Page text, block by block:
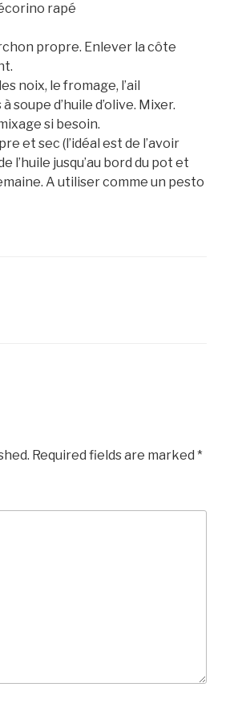
rapé
propre. Enlever la côte
noix, le fromage, l’ail
d’huile d’olive. Mixer.
si besoin.
et sec (l’idéal est de l’avoir
l’huile jusqu’au bord du pot et
A utiliser comme un pesto
Required fields are marked *